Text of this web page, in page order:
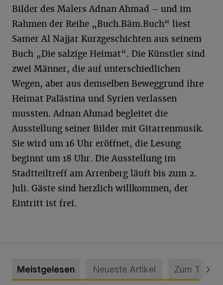
Bilder des Malers Adnan Ahmad – und im
Rahmen der Reihe „Buch.Bäm.Buch“ liest
Samer Al Najjar Kurzgeschichten aus seinem
Buch „Die salzige Heimat“. Die Künstler sind
zwei Männer, die auf unterschiedlichen
Wegen, aber aus demselben Beweggrund ihre
Heimat Palästina und Syrien verlassen
mussten. Adnan Ahmad begleitet die
Ausstellung seiner Bilder mit Gitarrenmusik.
Sie wird um 16 Uhr eröffnet, die Lesung
beginnt um 18 Uhr. Die Ausstellung im
Stadtteiltreff am Arrenberg läuft bis zum 2.
Juli. Gäste sind herzlich willkommen, der
Eintritt ist frei.
Meistgelesen Neueste Artikel Zum Thema